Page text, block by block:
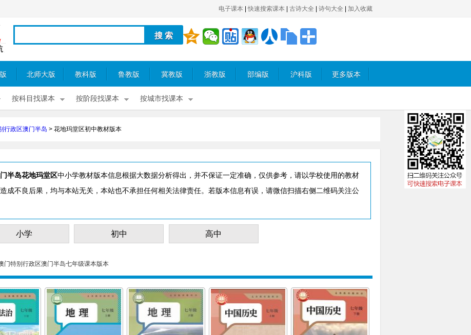
电子课本 快速搜索课本 古诗大全 诗句大全 加入收藏
北师大版 教科版 鲁教版 冀教版 浙教版 部编版 沪科版 更多版本
按科目找课本 按阶段找课本 按城市找课本
行政区澳门半岛 > 花地玛堂区初中教材版本
半岛花地玛堂区中小学教材版本信息根据大数据分析得出，并不保证一定准确，仅供参考，请以学校使用的教材
成不良后果，均与本站无关，本站也不承担任何相关法律责任。若版本信息有误，请微信扫描右侧二维码关注公
小学 初中 高中
门特别行政区澳门半岛七年级课本版本